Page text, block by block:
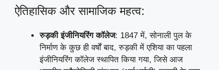
ऐतिहासिक और सामाजिक महत्व:
रुड़की इंजीनियरिंग कॉलेज: 1847 में, सोनाली पुल के
निर्माण के कुछ ही वर्षों बाद, रुड़की में एशिया का पहला
इंजीनियरिंग कॉलेज स्थापित किया गया, जिसे आज